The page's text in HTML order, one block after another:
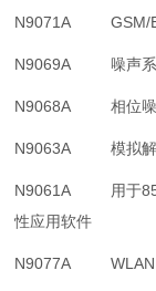
N9071A GSM/
N9069A 噪声系
N9068A 相位噪
N9063A 模拟解
N9061A 用于
性应用软件
N9077A WLAN